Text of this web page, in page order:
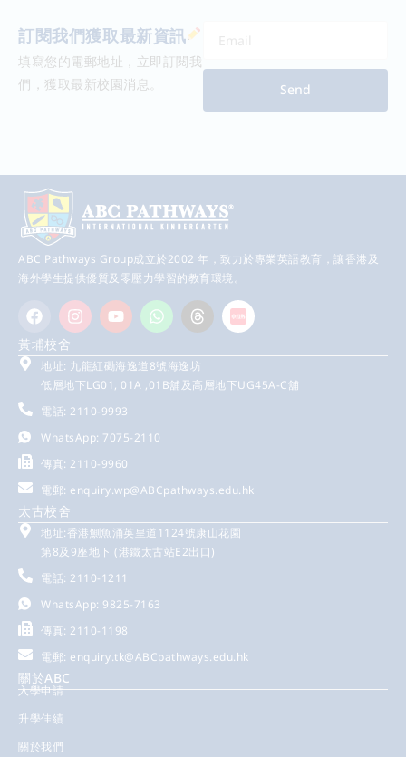
訂閱我們獲取最新資訊
填寫您的電郵地址，立即訂閱我
們，獲取最新校園消息。
Send
ABC Pathways Group成立於2002 年，致力於專業英語教育，讓香港及
海外學生提供優質及零壓力學習的教育環境。
黃埔校舍
地址: 九龍紅磡海逸道8號海逸坊
低層地下LG01, 01A ,01B舖及高層地下UG45A-C舖
電話: 2110-9993
WhatsApp: 7075-2110
傳真: 2110-9960
電郵: enquiry.wp@ABCpathways.edu.hk
太古校舍
地址:香港鰂魚涌英皇道1124號康山花園
第8及9座地下 (港鐵太古站E2出口)
電話: 2110-1211
WhatsApp: 9825-7163
傳真: 2110-1198
電郵: enquiry.tk@ABCpathways.edu.hk
關於ABC
入學申請
升學佳績
關於我們